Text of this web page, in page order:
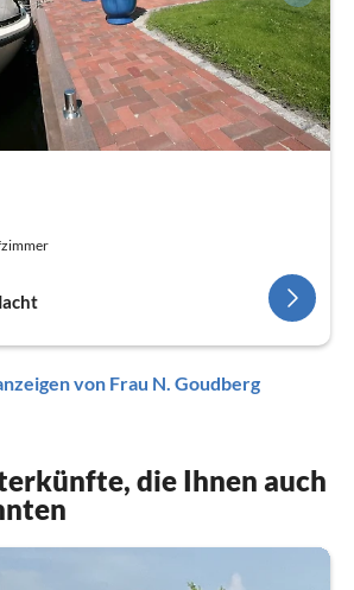
von Frau N. Goudberg
die Ihnen auch